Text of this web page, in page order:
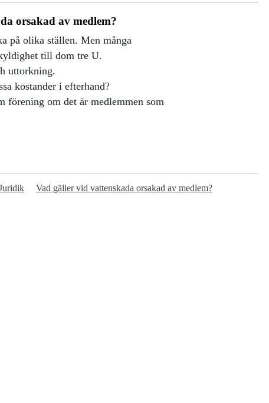
orsakad av medlem?
på olika ställen. Men många
till dom tre U.
uttorkning.
kostander i efterhand?
förening om det är medlemmen som
Vad gäller vid vattenskada orsakad av medlem?